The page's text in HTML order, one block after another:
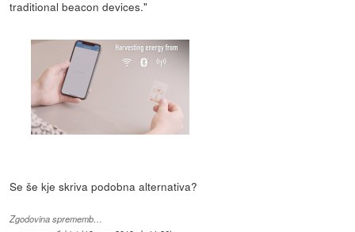
traditional beacon devices."
Se še kje skriva podobna alternativa?
Zgodovina sprememb…